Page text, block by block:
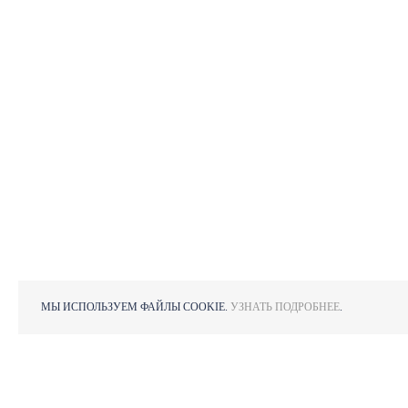
МЫ ИСПОЛЬЗУЕМ ФАЙЛЫ COOKIE. УЗНАТЬ ПОДРОБНЕЕ.